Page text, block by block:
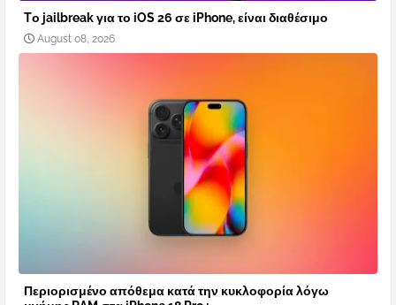
Tο jailbreak για το iOS 26 σε iPhone, είναι διαθέσιμο
August 08, 2026
Περιορισμένο απόθεμα κατά την κυκλοφορία λόγω